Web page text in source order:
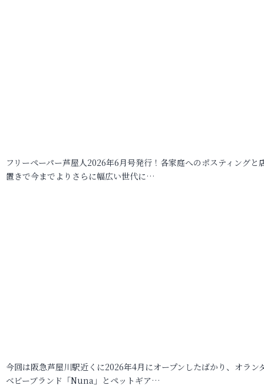
フリーペーパー芦屋人2026年6月号発行！各家庭へのポスティングと
置きで今までよりさらに幅広い世代に…
今回は阪急芦屋川駅近くに2026年4月にオープンしたばかり、オラン
ベビーブランド「Nuna」とペットギア…